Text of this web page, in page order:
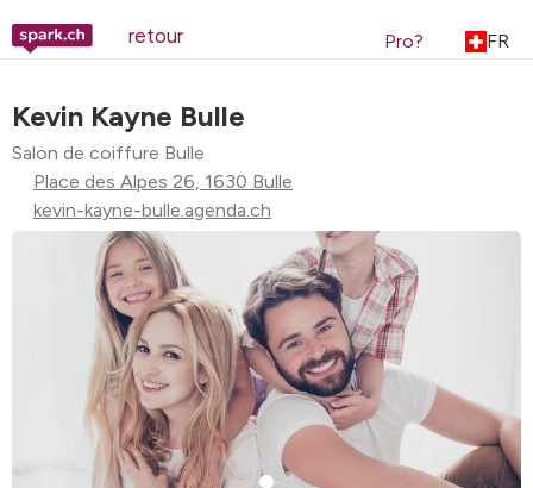
retour Pro? FR
Kevin Kayne Bulle
Salon de coiffure Bulle
Place des Alpes 26, 1630 Bulle
kevin-kayne-bulle.agenda.ch